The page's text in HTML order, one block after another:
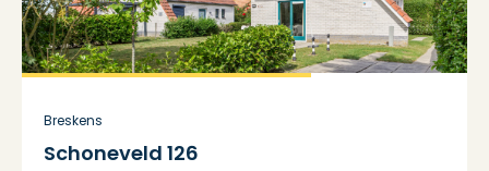
Breskens
Schoneveld 126